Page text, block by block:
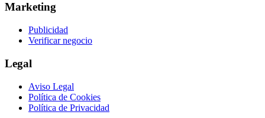
Marketing
Publicidad
Verificar negocio
Legal
Aviso Legal
Política de Cookies
Política de Privacidad